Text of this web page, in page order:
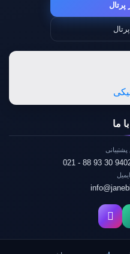
پرتال
ما
021 - 88 93 30 94
ایمیل